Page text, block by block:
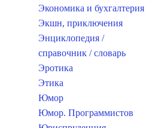
Экономика и бухгалтерия
Экшн, приключения
Энциклопедия /
справочник / словарь
Эротика
Этика
Юмор
Юмор. Программистов